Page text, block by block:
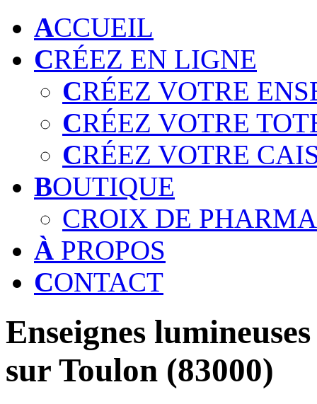
ACCUEIL
CRÉEZ EN LIGNE
CRÉEZ VOTRE
CRÉEZ VOTRE
CRÉEZ VOTRE
BOUTIQUE
CROIX DE
À PROPOS
CONTACT
Enseignes
sur Toulon (83000)